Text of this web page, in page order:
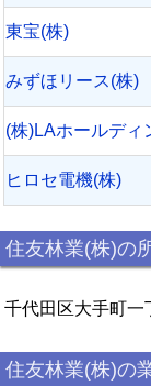
東宝(株)
みずほリース(株)
(株)LAホールディ
ヒロセ電機(株)
住友林業(株)の
千代田区大手町一
住友林業(株)の